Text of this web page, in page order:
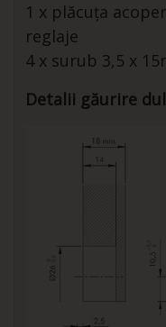
1 x plăcuța
reglaje
4 x surub 3,5 x
Detalii găurire